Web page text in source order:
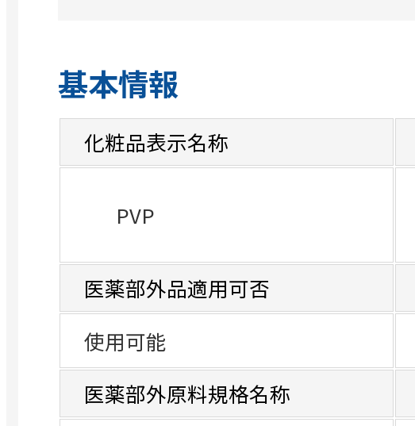
基本情報
化粧品表示名称
PVP
医薬部外品適用可否
使用可能
医薬部外原料規格名称